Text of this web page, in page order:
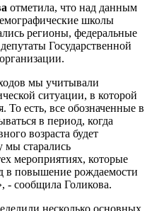
отметила, что над данным
школы
регионы, федеральные
Государственной
мы учитывали
ситуации, в которой
То есть, все обозначенные в
в период, когда
возраста будет
мы старались
мероприятиях, которые
в повышение рождаемости
- сообщила Голикова.
несколько основных